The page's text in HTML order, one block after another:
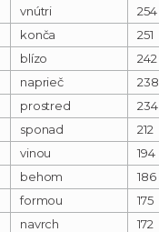
vnútri
254
konča
251
blízo
242
naprieč
238
prostred
234
sponad
212
vinou
194
behom
186
formou
175
navrch
172